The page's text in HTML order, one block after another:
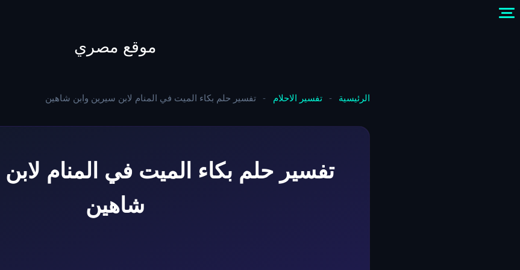
موقع مصري
الرئيسية - تفسير الاحلام - تفسير حلم بكاء الميت في المنام لابن سيرين وابن شاهين
تفسير حلم بكاء الميت في المنام
شاهين